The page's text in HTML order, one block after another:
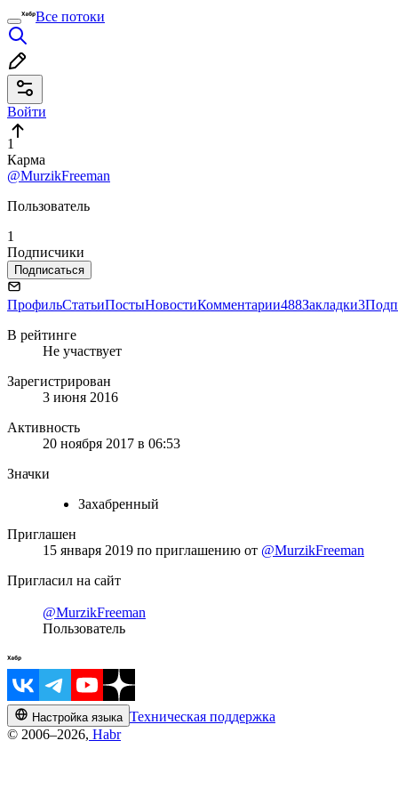
Все потоки
Войти
1
Карма
@MurzikFreeman
Пользователь
1
Подписчики
Подписаться
ПрофильСтатьиПостыНовостиКомментарии488Закладки3
В рейтинге
Не участвует
Зарегистрирован
3 июня 2016
Активность
20 ноября 2017 в 06:53
Значки
Захабренный
Приглашен
15 января 2019 по приглашению от @MurzikFreeman
Пригласил на сайт
@MurzikFreeman
Пользователь
Настройка языка Техническая поддержка
© 2006–2026, Habr